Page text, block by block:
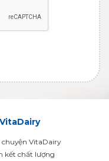
chuyện VitaDairy
kết chất lượng